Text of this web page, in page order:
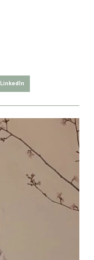
LinkedIn